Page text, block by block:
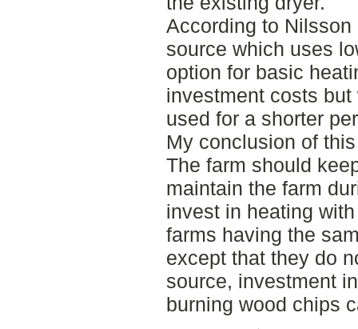
According to
source which uses
option for basic
investment costs
used for a shorter
My conclusion of
The farm should
maintain the farm
invest in heating
farms having the
except that they do
source, investment
burning wood chips